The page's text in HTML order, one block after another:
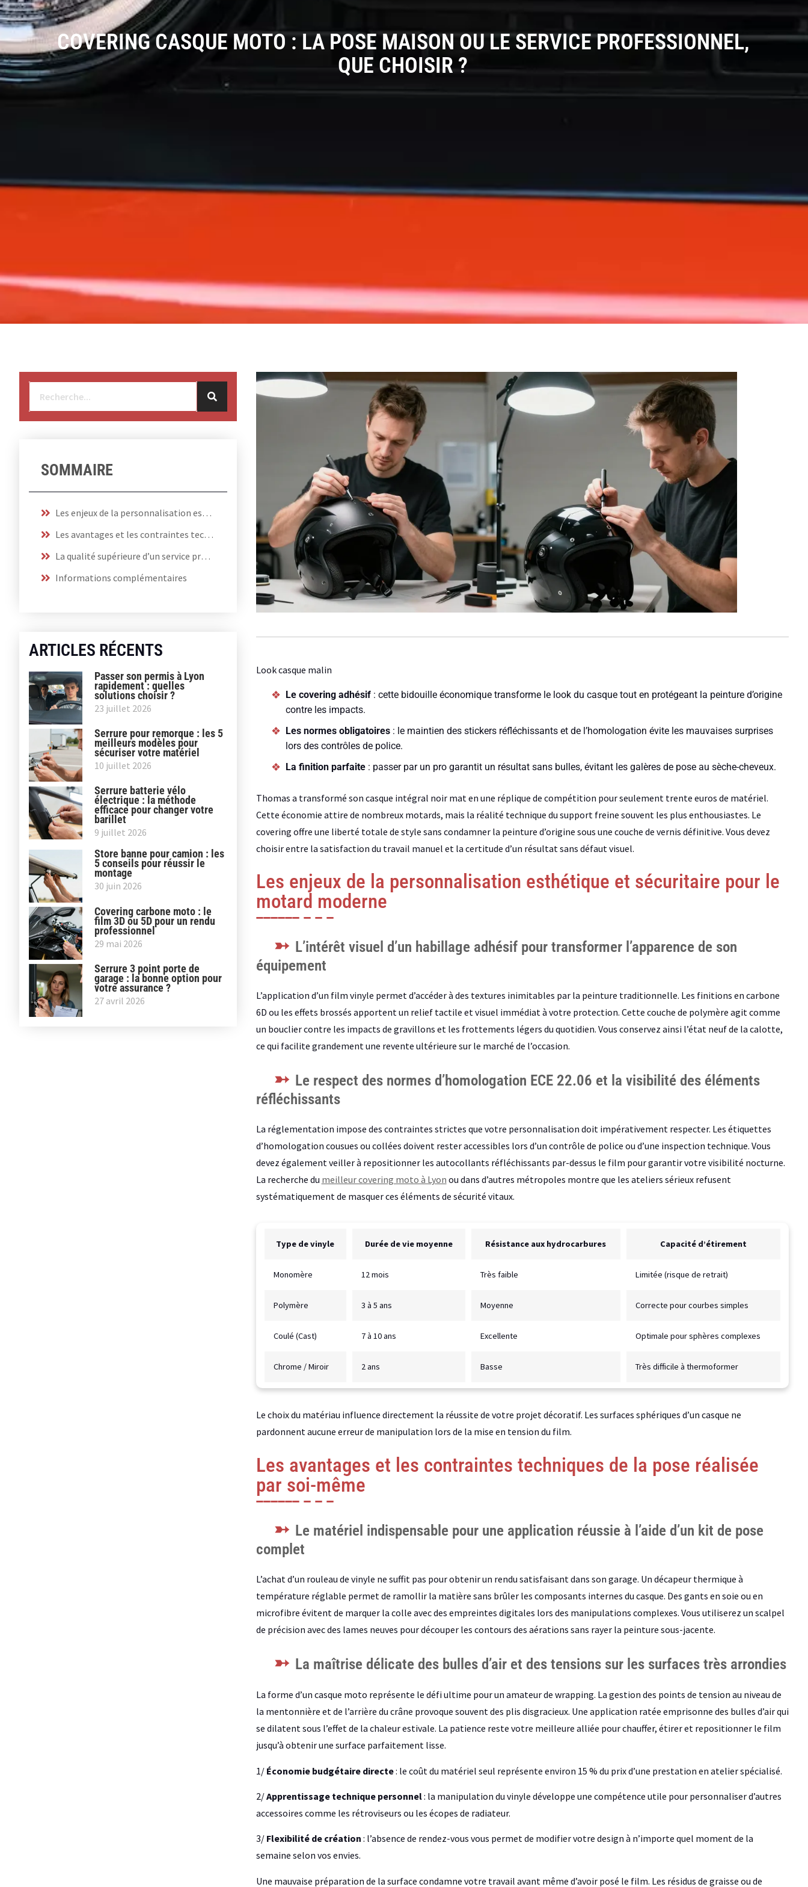
COVERING CASQUE MOTO : LA POSE MAISON OU LE SERVICE PROFESSIONNEL,
QUE CHOISIR ?
SOMMAIRE
Les enjeux de la personnalisation esthétique et sécuritaire pour le motard moderne
Les avantages et les contraintes techniques de la pose réalisée par soi-même
La qualité supérieure d’un service professionnel pour une finition durable
Informations complémentaires
ARTICLES RÉCENTS
Passer son permis à Lyon
rapidement : quelles
solutions choisir ?
23 juillet 2026
Serrure pour remorque : les 5
meilleurs modèles pour
sécuriser votre matériel
10 juillet 2026
Serrure batterie vélo
électrique : la méthode
efficace pour changer votre
barillet
9 juillet 2026
Store banne pour camion : les
5 conseils pour réussir le
montage
30 juin 2026
Covering carbone moto : le
film 3D ou 5D pour un rendu
professionnel
29 mai 2026
Serrure 3 point porte de
garage : la bonne option pour
votre assurance ?
27 avril 2026
Look casque malin
Le covering adhésif: cette bidouille économique transforme le look du casque tout en protégeant la peinture d’origine
contre les impacts.
Les normes obligatoires: le maintien des stickers réfléchissants et de l’homologation évite les mauvaises surprises
lors des contrôles de police.
La finition parfaite: passer par un pro garantit un résultat sans bulles, évitant les galères de pose au sèche-cheveux.
Thomas a transformé son casque intégral noir mat en une réplique de compétition pour seulement trente euros de matériel.
Cette économie attire de nombreux motards, mais la réalité technique du support freine souvent les plus enthousiastes. Le
covering offre une liberté totale de style sans condamner la peinture d’origine sous une couche de vernis définitive. Vous devez
choisir entre la satisfaction du travail manuel et la certitude d’un résultat sans défaut visuel.
Les enjeux de la personnalisation esthétique et sécuritaire pour le
motard moderne
L’intérêt visuel d’un habillage adhésif pour transformer l’apparence de son
équipement
L’application d’un film vinyle permet d’accéder à des textures inimitables par la peinture traditionnelle. Les finitions en carbone
6D ou les effets brossés apportent un relief tactile et visuel immédiat à votre protection. Cette couche de polymère agit comme
un bouclier contre les impacts de gravillons et les frottements légers du quotidien. Vous conservez ainsi l’état neuf de la calotte,
ce qui facilite grandement une revente ultérieure sur le marché de l’occasion.
Le respect des normes d’homologation ECE 22.06 et la visibilité des éléments
réfléchissants
La réglementation impose des contraintes strictes que votre personnalisation doit impérativement respecter. Les étiquettes
d’homologation cousues ou collées doivent rester accessibles lors d’un contrôle de police ou d’une inspection technique. Vous
devez également veiller à repositionner les autocollants réfléchissants par-dessus le film pour garantir votre visibilité nocturne.
La recherche du meilleur covering moto à Lyon ou dans d’autres métropoles montre que les ateliers sérieux refusent
systématiquement de masquer ces éléments de sécurité vitaux.
Type de vinyle Durée de vie moyenne Résistance aux hydrocarbures Capacité d’étirement
Monomère 12 mois Très faible Limitée (risque de retrait)
Polymère 3 à 5 ans Moyenne Correcte pour courbes simples
Coulé (Cast) 7 à 10 ans Excellente Optimale pour sphères complexes
Chrome / Miroir 2 ans Basse Très difficile à thermoformer
Le choix du matériau influence directement la réussite de votre projet décoratif. Les surfaces sphériques d’un casque ne
pardonnent aucune erreur de manipulation lors de la mise en tension du film.
Les avantages et les contraintes techniques de la pose réalisée
par soi-même
Le matériel indispensable pour une application réussie à l’aide d’un kit de pose
complet
L’achat d’un rouleau de vinyle ne suffit pas pour obtenir un rendu satisfaisant dans son garage. Un décapeur thermique à
température réglable permet de ramollir la matière sans brûler les composants internes du casque. Des gants en soie ou en
microfibre évitent de marquer la colle avec des empreintes digitales lors des manipulations complexes. Vous utiliserez un scalpel
de précision avec des lames neuves pour découper les contours des aérations sans rayer la peinture sous-jacente.
La maîtrise délicate des bulles d’air et des tensions sur les surfaces très arrondies
La forme d’un casque moto représente le défi ultime pour un amateur de wrapping. La gestion des points de tension au niveau de
la mentonnière et de l’arrière du crâne provoque souvent des plis disgracieux. Une application ratée emprisonne des bulles d’air qui
se dilatent sous l’effet de la chaleur estivale. La patience reste votre meilleure alliée pour chauffer, étirer et repositionner le film
jusqu’à obtenir une surface parfaitement lisse.
1/ Économie budgétaire directe: le coût du matériel seul représente environ 15 % du prix d’une prestation en atelier spécialisé.
2/Apprentissage technique personnel: la manipulation du vinyle développe une compétence utile pour personnaliser d’autres
accessoires comme les rétroviseurs ou les écopes de radiateur.
3/ Flexibilité de création : l’absence de rendez-vous vous permet de modifier votre design à n’importe quel moment de la
semaine selon vos envies.
Une mauvaise préparation de la surface condamne votre travail avant même d’avoir posé le film. Les résidus de graisse ou de